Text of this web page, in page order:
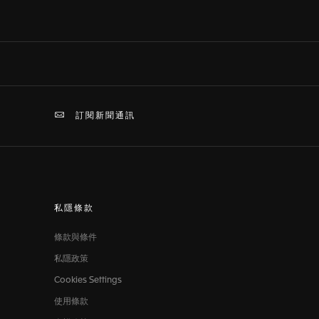
訂閱新聞通訊
私隱條款
條款與條件
私隱政策
Cookies Settings
使用條款